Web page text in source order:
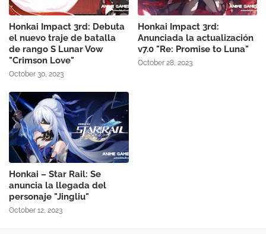
Honkai Impact 3rd: Debuta
el nuevo traje de batalla
de rango S Lunar Vow
"Crimson Love"
October 30, 2023
Honkai Impact 3rd:
Anunciada la actualización
v7.0 "Re: Promise to Luna"
October 28, 2023
Honkai – Star Rail: Se
anuncia la llegada del
personaje "Jingliu"
October 12, 2023